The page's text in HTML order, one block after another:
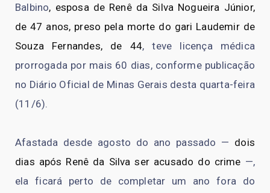
Balbino, esposa de Renê da Silva Nogueira Júnior,
de 47 anos, preso pela morte do gari Laudemir de
Souza Fernandes, de 44, teve licença médica
prorrogada por mais 60 dias, conforme publicação
no Diário Oficial de Minas Gerais desta quarta-feira
(11/6).
Afastada desde agosto do ano passado — dois
dias após Renê da Silva ser acusado do crime —,
ela ficará perto de completar um ano fora do